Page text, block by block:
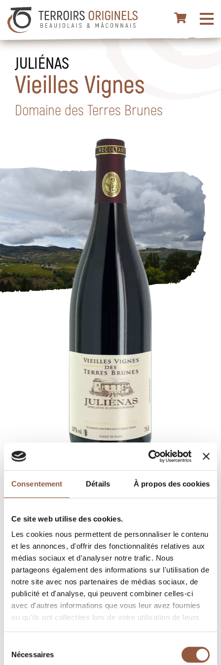
Consentement Détails À propos des cookies
Ce site web utilise des cookies.
Les cookies nous permettent de personnaliser le contenu
et les annonces, d'offrir des fonctionnalités relatives aux
médias sociaux et d'analyser notre trafic. Nous
partageons également des informations sur l'utilisation de
notre site avec nos partenaires de médias sociaux, de
publicité et d'analyse, qui peuvent combiner celles-ci
avec d'autres informations que vous leur avez fournies
ou qu'ils ont collectées lors de votre utilisation de leurs
Nécessaires
JULIÉNAS
Vieilles Vignes
Domaine des Terres Brunes
OÙ TROUVEZ NOS VINS
COMMANDEZ EN LIGNE
FICHE TECHNIQUE
PROPOSER CE VIN À LA VENTE
DESCRIPTION
Rouge